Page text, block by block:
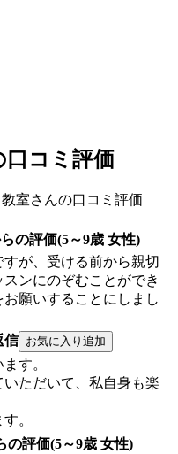
口コミ評価
室さんの口コミ評価
の評価(5～9歳 女性)
が、受ける前から親切
ンにのぞむことができ
願いすることにしまし
信
す。
ただいて、私自身も楽
。
の評価(5～9歳 女性)